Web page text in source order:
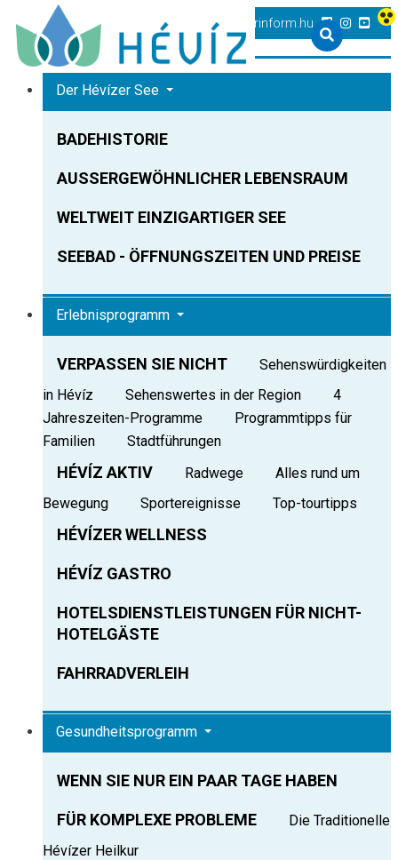
+36 83 540 131 heviz@tourinform.hu
Der Hévízer See
BADEHISTORIE
AUSSERGEWÖHNLICHER LEBENSRAUM
WELTWEIT EINZIGARTIGER SEE
SEEBAD - ÖFFNUNGSZEITEN UND PREISE
Erlebnisprogramm
VERPASSEN SIE NICHT
Sehenswürdigkeiten
in Hévíz
Sehenswertes in der Region
4
Jahreszeiten-Programme
Programmtipps für
Familien
Stadtführungen
HÉVÍZ AKTIV Radwege
Alles rund um
Bewegung
Sportereignisse Top-tourtipps
HÉVÍZER WELLNESS
HÉVÍZ GASTRO
HOTELSDIENSTLEISTUNGEN FÜR NICHT-
HOTELGÄSTE
FAHRRADVERLEIH
Gesundheitsprogramm
WENN SIE NUR EIN PAAR TAGE HABEN
FÜR KOMPLEXE PROBLEME
Die Traditionelle
Hévízer Heilkur